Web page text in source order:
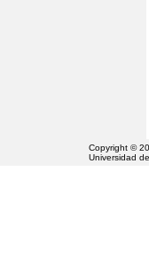
Copyright ©
Universidad